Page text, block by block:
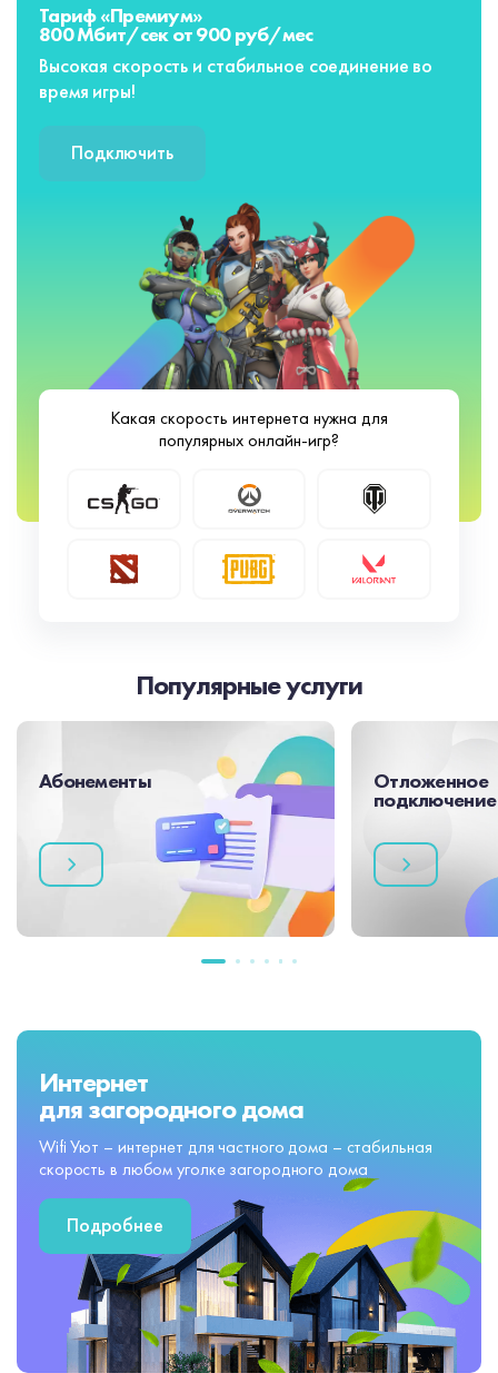
Тариф «Премиум»
800 Мбит/сек от 900 руб/мес
Высокая скорость и стабильное соединение во
время игры!
Подключить
Какая скорость интернета нужна для
популярных онлайн-игр?
Популярные услуги
Абонементы Отложенное
подключение
Интернет
для загородного дома
Wifi Уют – интернет для частного дома – стабильная
скорость в любом уголке загородного дома
Подробнее